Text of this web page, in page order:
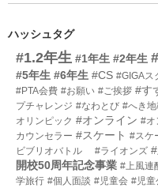
ー
リ
数
ハッシュタグ
#1.2年生 #1年生 #2年生
#5年生 #6年生 #CS #GIGAス
#PTA会費 #お願い #ご挨拶 #す
プチャレンジ #なわとび #へき
オリンピック #オンライン #オ
カウンセラー #スケート #スケ
ビブリオバトル
#ライオンズ
開校50周年記念事業 #上風連
学旅行 #個人面談 #児童会 #児童